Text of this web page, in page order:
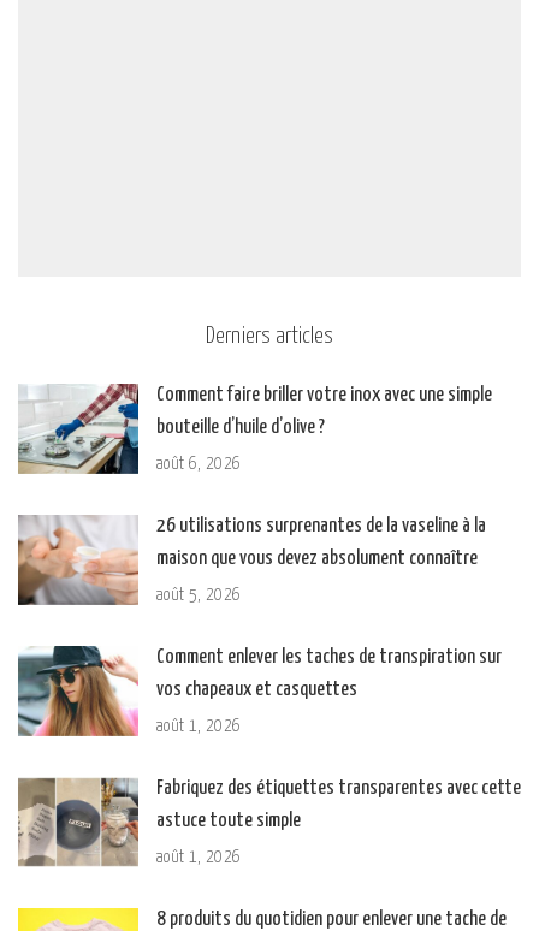
Derniers articles
Comment faire briller votre inox avec une simple
bouteille d’huile d’olive ?
août 6, 2026
26 utilisations surprenantes de la vaseline à la
maison que vous devez absolument connaître
août 5, 2026
Comment enlever les taches de transpiration sur
vos chapeaux et casquettes
août 1, 2026
Fabriquez des étiquettes transparentes avec cette
astuce toute simple
août 1, 2026
8 produits du quotidien pour enlever une tache de